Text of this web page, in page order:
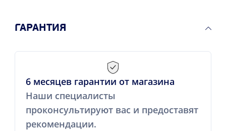
ГАРАНТИЯ
6 месяцев гарантии от магазина
Наши специалисты
проконсультируют вас и предоставят
рекомендации.